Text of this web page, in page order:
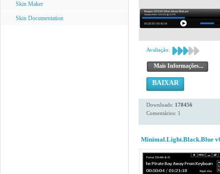
Skin Maker
Skin Documentation
Avaliação:
Mais Informações...
BAIXAR
Downloads: 178456
Comentários: 1
Minimal.Light.Black.Blue